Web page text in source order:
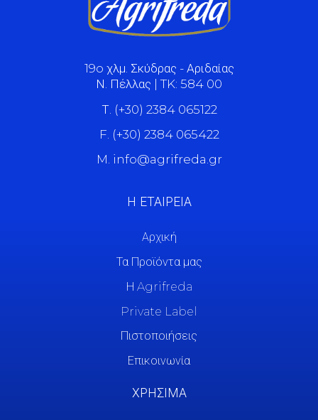
19o χλμ. Σκύδρας - Αριδαίας
Ν. Πέλλας | TK: 584 00
Τ. (+30) 2384 065122
F. (+30) 2384 065422
M. info@agrifreda.gr
Η ΕΤΑΙΡΕΙΑ
Αρχική
Τα Προϊόντα μας
Η Agrifreda
Private Label
Πιστοποιήσεις
Επικοινωνία
ΧΡΗΣΙΜΑ